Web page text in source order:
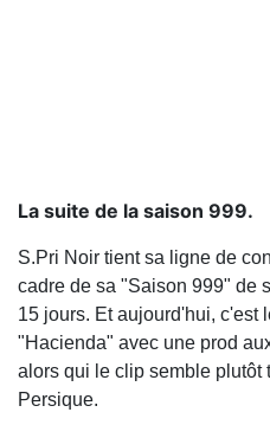
La suite de la saison 999.
S.Pri Noir tient sa ligne de
cadre de sa "Saison 999" de
15 jours. Et aujourd'hui, c'est
"Hacienda" avec une prod
alors qui le clip semble plutôt
Persique.